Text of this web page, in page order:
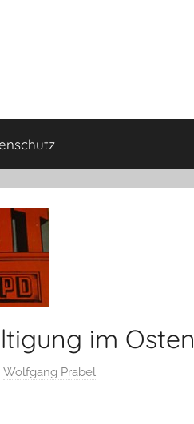
im Osten
Wolfgang Prabel